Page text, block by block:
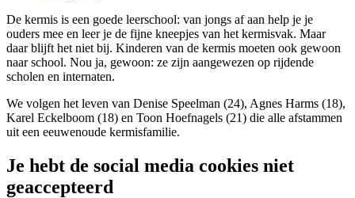
De kermis is een goede leerschool: van jongs af aan help je je
ouders mee en leer je de fijne kneepjes van het kermisvak. Maar
daar blijft het niet bij. Kinderen van de kermis moeten ook gewoon
naar school. Nou ja, gewoon: ze zijn aangewezen op rijdende
scholen en internaten.
We volgen het leven van Denise Speelman (24), Agnes Harms (18),
Karel Eckelboom (18) en Toon Hoefnagels (21) die alle afstammen
uit een eeuwenoude kermisfamilie.
Je hebt de social media cookies niet
geaccepteerd